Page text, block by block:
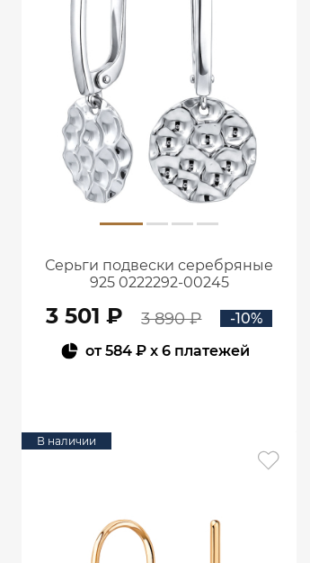
Серьги подвески серебряные
925 0222292-00245
3 501 ₽ 3 890 ₽
-10%
от584 ₽ x 6 платежей
В наличии